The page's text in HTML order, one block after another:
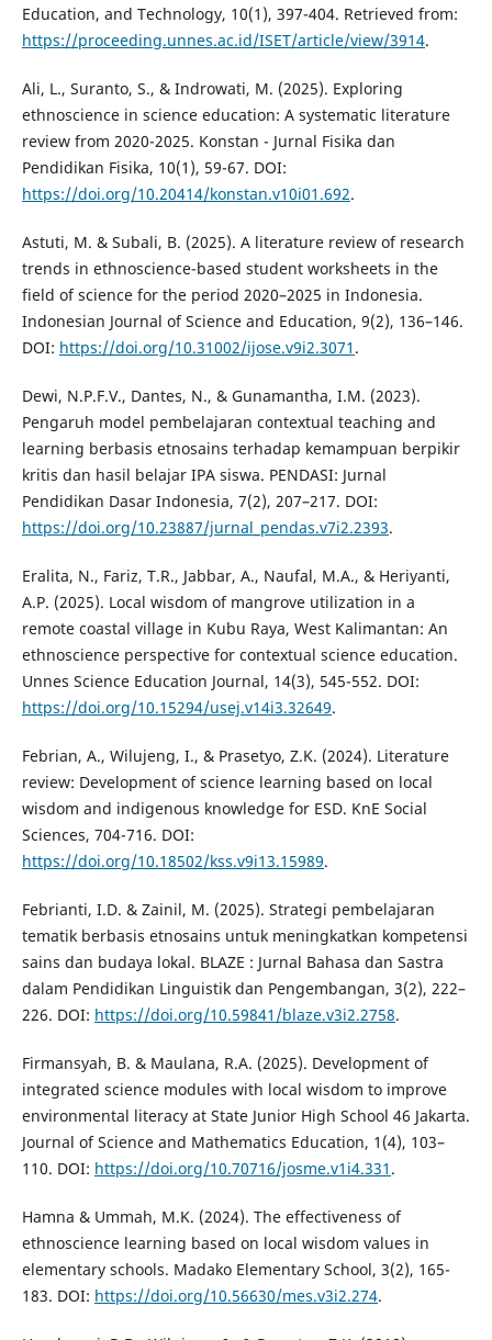
Education, and Technology, 10(1), 397-404. Retrieved from:
https://proceeding.unnes.ac.id/ISET/article/view/3914.
Ali, L., Suranto, S., & Indrowati, M. (2025). Exploring
ethnoscience in science education: A systematic literature
review from 2020-2025. Konstan - Jurnal Fisika dan
Pendidikan Fisika, 10(1), 59-67. DOI:
https://doi.org/10.20414/konstan.v10i01.692.
Astuti, M. & Subali, B. (2025). A literature review of research
trends in ethnoscience-based student worksheets in the
field of science for the period 2020–2025 in Indonesia.
Indonesian Journal of Science and Education, 9(2), 136–146.
DOI: https://doi.org/10.31002/ijose.v9i2.3071 .
Dewi, N.P.F.V., Dantes, N., & Gunamantha, I.M. (2023).
Pengaruh model pembelajaran contextual teaching and
learning berbasis etnosains terhadap kemampuan berpikir
kritis dan hasil belajar IPA siswa. PENDASI: Jurnal
Pendidikan Dasar Indonesia, 7(2), 207–217. DOI:
https://doi.org/10.23887/jurnal_pendas.v7i2.2393.
Eralita, N., Fariz, T.R., Jabbar, A., Naufal, M.A., & Heriyanti,
A.P. (2025). Local wisdom of mangrove utilization in a
remote coastal village in Kubu Raya, West Kalimantan: An
ethnoscience perspective for contextual science education.
Unnes Science Education Journal, 14(3), 545-552. DOI:
https://doi.org/10.15294/usej.v14i3.32649.
Febrian, A., Wilujeng, I., & Prasetyo, Z.K. (2024). Literature
review: Development of science learning based on local
wisdom and indigenous knowledge for ESD. KnE Social
Sciences, 704-716. DOI:
https://doi.org/10.18502/kss.v9i13.15989.
Febrianti, I.D. & Zainil, M. (2025). Strategi pembelajaran
tematik berbasis etnosains untuk meningkatkan kompetensi
sains dan budaya lokal. BLAZE : Jurnal Bahasa dan Sastra
dalam Pendidikan Linguistik dan Pengembangan, 3(2), 222–
226. DOI: https://doi.org/10.59841/blaze.v3i2.2758.
Firmansyah, B. & Maulana, R.A. (2025). Development of
integrated science modules with local wisdom to improve
environmental literacy at State Junior High School 46 Jakarta.
Journal of Science and Mathematics Education, 1(4), 103–
110. DOI: https://doi.org/10.70716/josme.v1i4.331 .
Hamna & Ummah, M.K. (2024). The effectiveness of
ethnoscience learning based on local wisdom values in
elementary schools. Madako Elementary School, 3(2), 165-
183. DOI: https://doi.org/10.56630/mes.v3i2.274.